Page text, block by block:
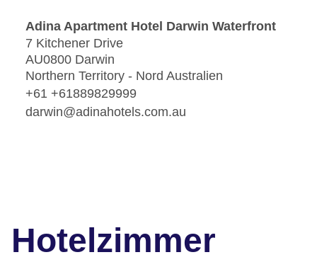
Adina Apartment Hotel Darwin Waterfront
7 Kitchener Drive
AU0800 Darwin
Northern Territory - Nord Australien
+61 +61889829999
darwin@adinahotels.com.au
Hotelzimmer